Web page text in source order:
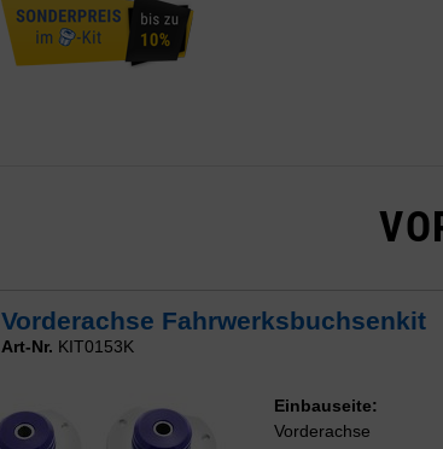
Vorderachse Fahrwerksbuchsenkit
Art-Nr. KIT0153K
Einbauseite:
Vorderachse